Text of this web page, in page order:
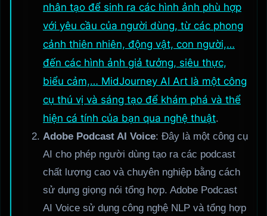
nhân tạo để sinh ra các hình ảnh phù hợp
với yêu cầu của người dùng, từ các phong
cảnh thiên nhiên, động vật, con người,…
đến các hình ảnh giả tưởng, siêu thực,
biểu cảm,… MidJourney AI Art là một công
cụ thú vị và sáng tạo để khám phá và thể
hiện cá tính của bạn qua nghệ thuật.
Adobe Podcast AI Voice: Đây là một công cụ
AI cho phép người dùng tạo ra các podcast
chất lượng cao và chuyên nghiệp bằng cách
sử dụng giọng nói tổng hợp. Adobe Podcast
AI Voice sử dụng công nghệ NLP và tổng hợp